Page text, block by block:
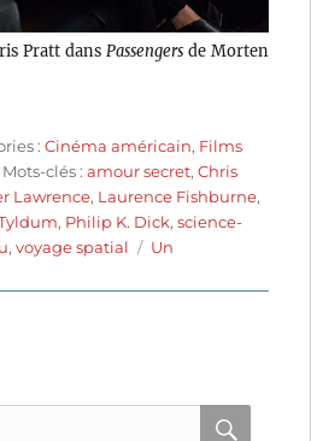
Pratt dans Passengersde Morten
:Cinéma américain, Films
Étiquettes
Mots-clés :amour secret,Chris
Lawrence, Laurence Fishburne,
, Philip K. Dick,science-
,voyage spatial
Un